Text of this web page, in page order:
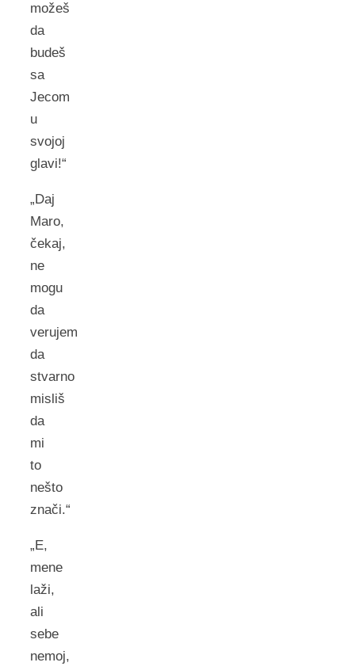
možeš
da
budeš
sa
Jecom
u
svojoj
glavi!“
„Daj
Maro,
čekaj,
ne
mogu
da
verujem
da
stvarno
misliš
da
mi
to
nešto
znači.“
„E,
mene
laži,
ali
sebe
nemoj,